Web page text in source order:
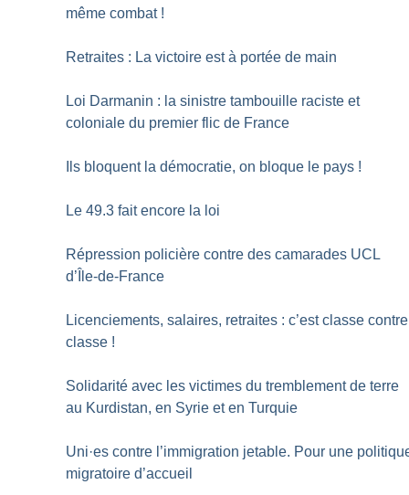
même combat !
Retraites : La victoire est à portée de main
Loi Darmanin : la sinistre tambouille raciste et
coloniale du premier flic de France
Ils bloquent la démocratie, on bloque le pays !
Le 49.3 fait encore la loi
Répression policière contre des camarades UCL
d’Île-de-France
Licenciements, salaires, retraites : c’est classe contre
classe !
Solidarité avec les victimes du tremblement de terre
au Kurdistan, en Syrie et en Turquie
Uni·es contre l’immigration jetable. Pour une
migratoire d’accueil